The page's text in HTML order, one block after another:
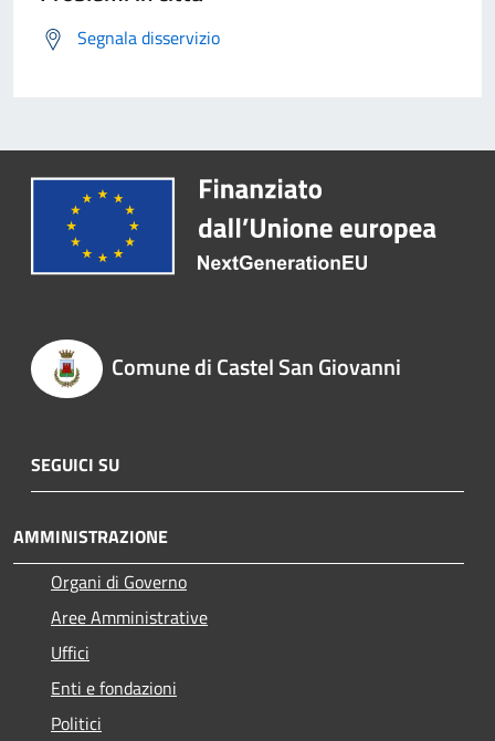
Segnala disservizio
Comune di Castel San Giovanni
SEGUICI SU
AMMINISTRAZIONE
Organi di Governo
Aree Amministrative
Uffici
Enti e fondazioni
Politici